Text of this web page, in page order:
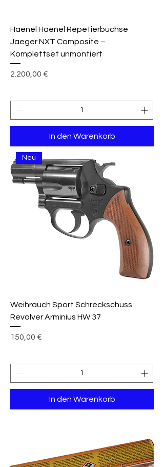
Haenel Haenel Repetierbüchse
Jaeger NXT Composite –
Komplettset unmontiert
Preis
2.200,00 €
In den Warenkorb
Neu
Weihrauch Sport Schreckschuss
Revolver Arminius HW 37
Preis
150,00 €
In den Warenkorb